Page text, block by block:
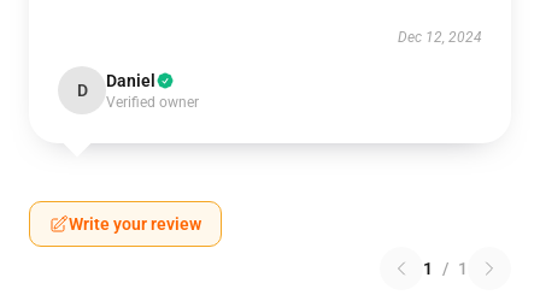
Dec 12, 2024
D Daniel
Verified owner
Write your review
1 / 1